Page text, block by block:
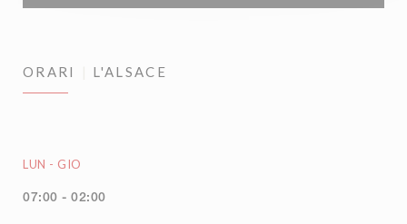
ORARI L'ALSACE
LUN - GIO
07:00 - 02:00